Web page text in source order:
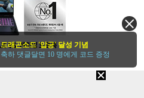
드래곤소드 '압긍' 달성 기념
축하 댓글달면 10 명에게 코드 증정